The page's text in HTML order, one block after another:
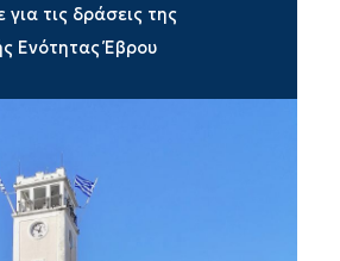
για τις δράσεις της
Ενότητας Έβρου